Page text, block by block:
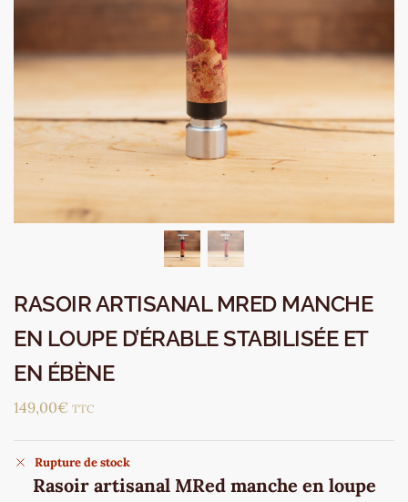
RASOIR ARTISANAL MRED MANCHE
EN LOUPE D’ÉRABLE STABILISÉE ET
EN ÉBÈNE
149,00€ TTC
Rupture de stock
Rasoir artisanal MRed manche en loupe